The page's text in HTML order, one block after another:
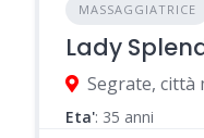
MASSAGGIATRICE
Lady
Eta': 35 anni